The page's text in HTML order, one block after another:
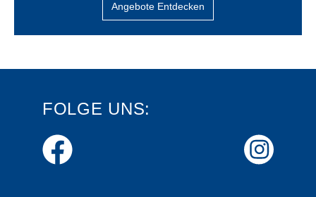
Angebote Entdecken
FOLGE UNS: